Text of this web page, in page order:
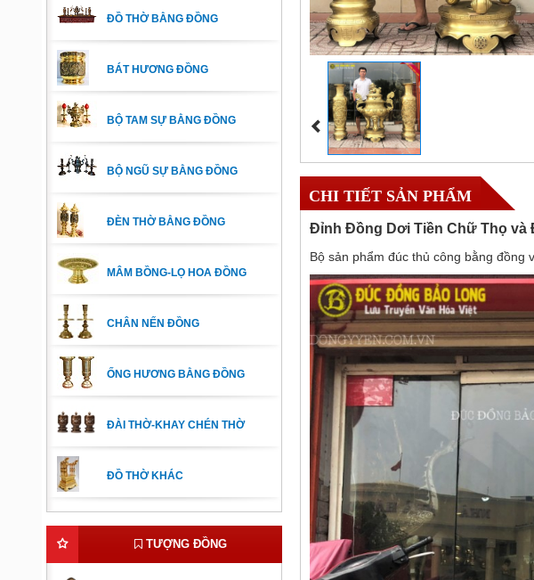
ĐỒ THỜ BẰNG ĐỒNG
BÁT HƯƠNG ĐỒNG
BỘ TAM SỰ BẰNG ĐỒNG
BỘ NGŨ SỰ BẰNG ĐỒNG
ĐÈN THỜ BẰNG ĐỒNG
MÂM BỒNG-LỌ HOA ĐỒNG
CHÂN NẾN ĐỒNG
ỐNG HƯƠNG BẰNG ĐỒNG
ĐÀI THỜ-KHAY CHÉN THỜ
ĐỒ THỜ KHÁC
TƯỢNG ĐỒNG
CHI TIẾT SẢN PHẨM
Đỉnh Đồng Dơi Tiền Chữ Thọ và
Bộ sản phẩm đúc thủ công bằng đồng